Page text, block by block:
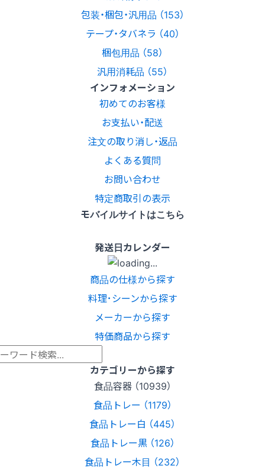
包装・梱包・汎用品 （153）
テープ・タバネラ （40）
梱包用品 （58）
汎用消耗品 （55）
インフォメーション
初めてのお客様
お支払い・配送
注文の取り消し・返品
よくある質問
お問い合わせ
特定商取引の表示
モバイルサイトはこちら
発送日カレンダー
商品の仕様から探す
料理･シーンから探す
メーカーから探す
特価商品から探す
カテゴリーから探す
食品容器 （10939）
食品トレー （1179）
食品トレー白 （445）
食品トレー黒 （126）
食品トレー木目 （232）